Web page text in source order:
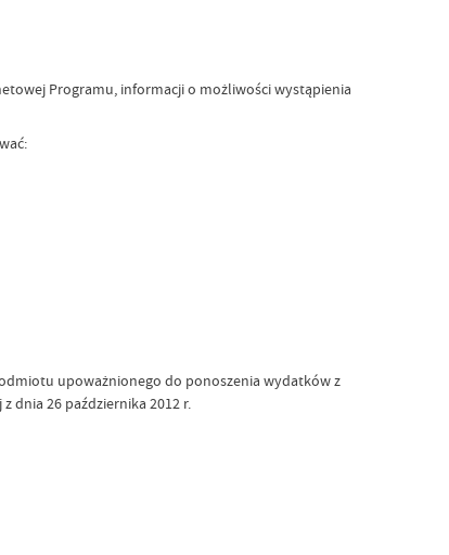
Programu, informacji o możliwości wystąpienia
upoważnionego do ponoszenia wydatków z
dnia 26 października 2012 r.